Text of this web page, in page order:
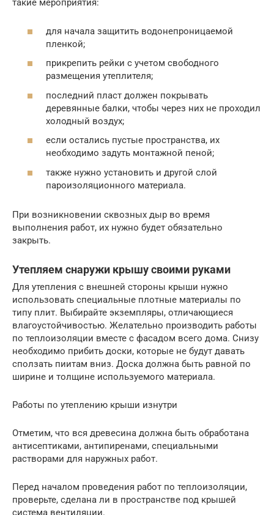
такие мероприятия:
для начала защитить водонепроницаемой
пленкой;
прикрепить рейки с учетом свободного
размещения утеплителя;
последний пласт должен покрывать
деревянные балки, чтобы через них не проходил
холодный воздух;
если остались пустые пространства, их
необходимо задуть монтажной пеной;
также нужно установить и другой слой
пароизоляционного материала.
При возникновении сквозных дыр во время
выполнения работ, их нужно будет обязательно
закрыть.
Утепляем снаружи крышу своими руками
Для утепления с внешней стороны крыши нужно
использовать специальные плотные материалы по
типу плит. Выбирайте экземпляры, отличающиеся
влагоустойчивостью. Желательно производить работы
по теплоизоляции вместе с фасадом всего дома. Снизу
необходимо прибить доски, которые не будут давать
сползать пиитам вниз. Доска должна быть равной по
ширине и толщине используемого материала.
Работы по утеплению крыши изнутри
Отметим, что вся древесина должна быть обработана
антисептиками, антипиренами, специальными
растворами для наружных работ.
Перед началом проведения работ по теплоизоляции,
проверьте, сделана ли в пространстве под крышей
система вентиляции.